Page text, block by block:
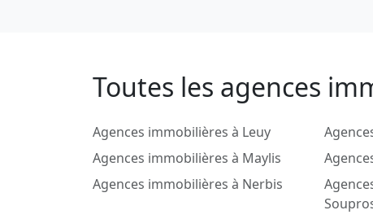
Toutes les agences
Agences immobilières à Leuy
Agences immobilières à Maylis
Agences immobilières à Nerbis